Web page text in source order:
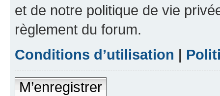
et de notre politique de vie
règlement du forum.
Conditions d’utilisation |
M’enregistrer